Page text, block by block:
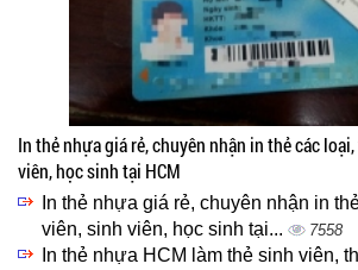
In thẻ nhựa giá rẻ, chuyên nhận in thẻ các
viên, học sinh tại HCM
In thẻ nhựa giá rẻ, chuyên nhận in
viên, sinh viên, học sinh tại...
7558
In thẻ nhựa HCM làm thẻ sinh viên,